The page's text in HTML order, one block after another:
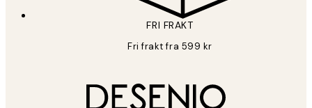
FRI FRAKT
Fri frakt fra 599 kr